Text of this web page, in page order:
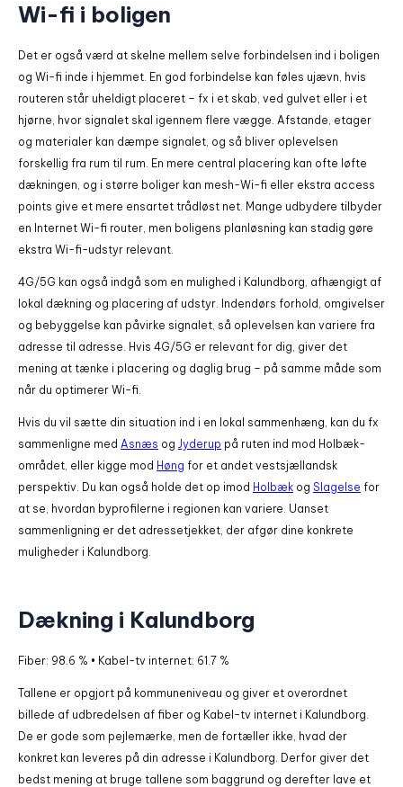
Wi-fi i boligen
Det er også værd at skelne mellem selve forbindelsen ind i boligen
og Wi-fi inde i hjemmet. En god forbindelse kan føles ujævn, hvis
routeren står uheldigt placeret – fx i et skab, ved gulvet eller i et
hjørne, hvor signalet skal igennem flere vægge. Afstande, etager
og materialer kan dæmpe signalet, og så bliver oplevelsen
forskellig fra rum til rum. En mere central placering kan ofte løfte
dækningen, og i større boliger kan mesh-Wi-fi eller ekstra access
points give et mere ensartet trådløst net. Mange udbydere tilbyder
en Internet Wi-fi router, men boligens planløsning kan stadig gøre
ekstra Wi-fi-udstyr relevant.
4G/5G kan også indgå som en mulighed i Kalundborg, afhængigt af
lokal dækning og placering af udstyr. Indendørs forhold, omgivelser
og bebyggelse kan påvirke signalet, så oplevelsen kan variere fra
adresse til adresse. Hvis 4G/5G er relevant for dig, giver det
mening at tænke i placering og daglig brug – på samme måde som
når du optimerer Wi-fi.
Hvis du vil sætte din situation ind i en lokal sammenhæng, kan du fx
sammenligne med Asnæs og Jyderup på ruten ind mod Holbæk-
området, eller kigge mod Høng for et andet vestsjællandsk
perspektiv. Du kan også holde det op imod Holbæk og Slagelse for
at se, hvordan byprofilerne i regionen kan variere. Uanset
sammenligning er det adressetjekket, der afgør dine konkrete
muligheder i Kalundborg.
Dækning i Kalundborg
Fiber: 98.6 % • Kabel-tv internet: 61.7 %
Tallene er opgjort på kommuneniveau og giver et overordnet
billede af udbredelsen af fiber og Kabel-tv internet i Kalundborg.
De er gode som pejlemærke, men de fortæller ikke, hvad der
konkret kan leveres på din adresse i Kalundborg. Derfor giver det
bedst mening at bruge tallene som baggrund og derefter lave et